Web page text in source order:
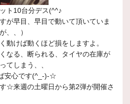
ト10台分デス(^^♪
が早目、早目で動いて頂いていま
、、）
動けば動くほど損をしますよ。
なる、断られる、タイヤの在庫が
てしまう、、
安心です(^_-)-☆
☆来週の土曜日から第2弾が開催さ